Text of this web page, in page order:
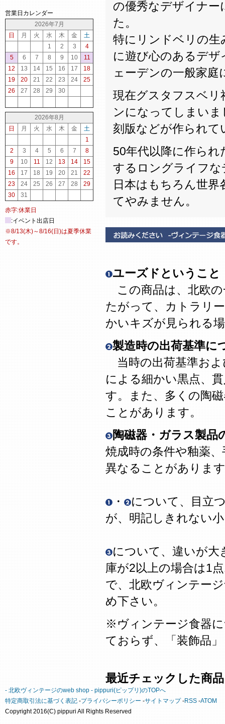
の優秀なデザイナ
た。
特にリンドベリの
に遊び心のあるデ
ェーデンの一般家
現在グスタフスベ
ンになってしまい
刻版などが作られて
50年代以降に作ら
するロングライフ
日本はもちろん世
てやみません。
ユーズドということ
この商品は、北欧の
たがって、カトラリ
かいキズが見られる
製造時の出荷基準に
当時の出荷基準およ
による細かい黒点、
す。また、多くの陶
ことがあります。
陶磁器・ガラス製品
焼成時の条件や釉薬
異なることがありま
・
について、目立
が、明記しきれない
について、違いが
庫が2以上の場合は1
で、北欧ヴィンテー
め下さい。
※ヴィンテージ食器
ておらず、「装飾品
最近チェックした商品
営業日カレンダー
2026年7月
日
月 火 水 木 金
土
1
2 3
4
5
6 7 8 9 10
11
12
13 14 15 16 17
18
19
20 21 22 23 24
25
26
27 28 29 30
2026年8月
日
月 火 水 木 金
土
1
2
3 4 5 6 7
8
9
10 11 12 13 14
15
16
17 18 19 20 21
22
23
24 25 26 27 28
29
30
31
赤字:休業日
:イベント出店日
※8/13(木)～8/16(日)は夏季休業
です。
- 北欧ヴィンテージのweb shop - pippuri(ピップリ)のTOPへ
特定商取引法に基づく表記 -プライバシーポリシー -サイトマップ-RSS -ATOM
Copyright 2016(C) pippuri All Rights Reserved